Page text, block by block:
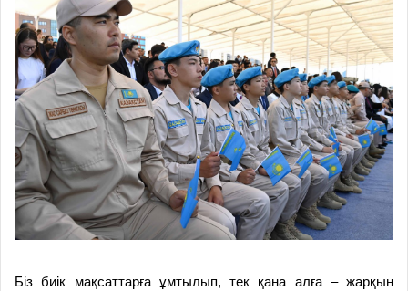
Біз биік мақсаттарға ұмтылып, тек қана алға – жарқын